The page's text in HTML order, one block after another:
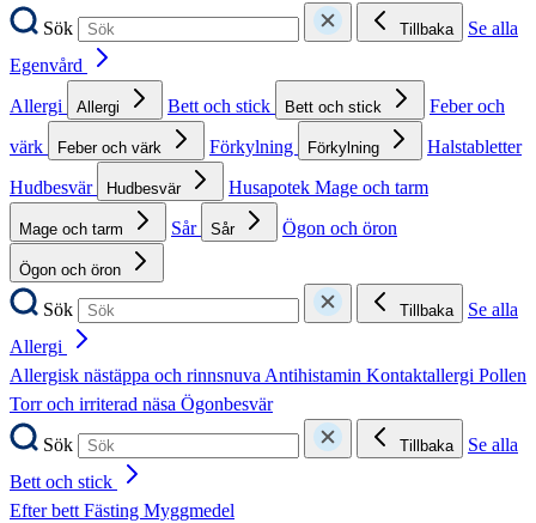
Sök
Tillbaka
Se alla
Egenvård
Allergi
Allergi Bett och stick Bett och stick
Feber och
värk
Feber och värk Förkylning Förkylning
Halstabletter
Hudbesvär
Hudbesvär Husapotek Mage och tarm
Mage och tarm Sår Sår Ögon och öron
Ögon och öron
Sök Tillbaka
Se alla
Allergi
Allergisk nästäppa och rinnsnuvaAntihistamin Kontaktallergi Pollen
Torr och irriterad näsa Ögonbesvär
Sök
Tillbaka
Se alla
Bett och stick
Efter bettFästing Myggmedel